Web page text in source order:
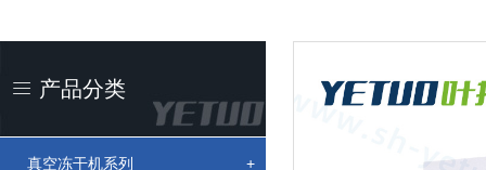
产品分类
真空冻干机系列 +